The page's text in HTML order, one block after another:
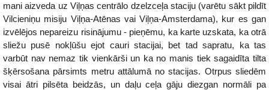
mani aizveda uz Viļņas centrālo dzelzceļa staciju (varētu sākt pildīt
Vilcieniņu misiju Viļņa-Atēnas vai Viļņa-Amsterdama), kur es gan
izvēlējos nepareizu risinājumu - pieņēmu, ka karte uzskata, ka otrā
sliežu pusē nokļūšu ejot cauri stacijai, bet tad sapratu, ka tas
varbūt nav nemaz tik vienkārši un ka no manis tiek sagaidīta tilta
šķērsošana pārsimts metru attālumā no stacijas. Otrpus sliedēm
visai ātri pilsēta beidzās, un daļu ceļa gāju diezgan normāli pa